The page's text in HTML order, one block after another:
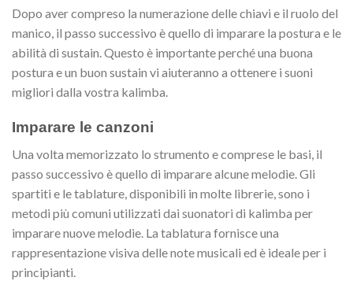
Dopo aver compreso la numerazione delle chiavi e il ruolo del
manico, il passo successivo è quello di imparare la postura e le
abilità di sustain. Questo è importante perché una buona
postura e un buon sustain vi aiuteranno a ottenere i suoni
migliori dalla vostra kalimba.
Imparare le canzoni
Una volta memorizzato lo strumento e comprese le basi, il
passo successivo è quello di imparare alcune melodie. Gli
spartiti e le tablature, disponibili in molte librerie, sono i
metodi più comuni utilizzati dai suonatori di kalimba per
imparare nuove melodie. La tablatura fornisce una
rappresentazione visiva delle note musicali ed è ideale per i
principianti.